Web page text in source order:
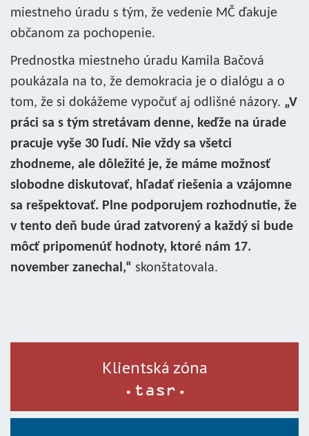
miestneho úradu s tým, že vedenie MČ ďakuje
občanom za pochopenie.
Prednostka miestneho úradu Kamila Bačová
poukázala na to, že demokracia je o dialógu a o
tom, že si dokážeme vypočuť aj odlišné názory. „V
práci sa s tým stretávam denne, keďže na úrade
pracuje vyše 30 ľudí. Nie vždy sa všetci
zhodneme, ale dôležité je, že máme možnosť
slobodne diskutovať, hľadať riešenia a vzájomne
sa rešpektovať. Plne podporujem rozhodnutie, že
v tento deň bude úrad zatvorený a každý si bude
môcť pripomenúť hodnoty, ktoré nám 17.
november zanechal,“ skonštatovala.
Klientská zóna